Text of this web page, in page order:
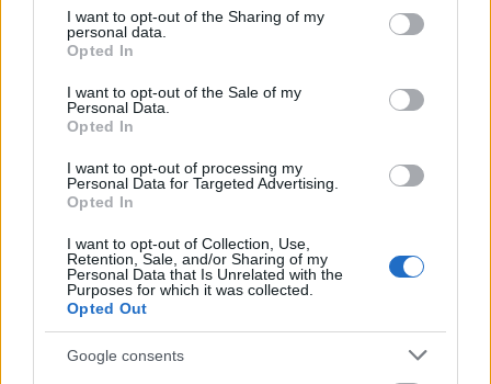
not limited to your visit or usage behaviour. You may click to
grant or deny consent to Google and its third-party tags to
use your data for below specified purposes in below Google
consent section.
I want to opt-out of the Sharing of my
personal data.
Opted In
I want to opt-out of the Sale of my
Personal Data.
Opted In
I want to opt-out of processing my
Personal Data for Targeted Advertising.
Opted In
I want to opt-out of Collection, Use,
Retention, Sale, and/or Sharing of my
Personal Data that Is Unrelated with the
Purposes for which it was collected.
Opted Out
Google consents
kilométer lehet ismerős a 2011-es évből.
Arra törekszünk, hogy mindenre figyeljünk
hivatalos teszt előtt csak most tudjuk
rögzíteni a kanyarokat, tempókat, ami
mindennek a kulcsa. Kanyargós, hosszú
murvás szakaszok követik egymást, napi
forróságban igazi kihívás teljesíteni, de
mindent megteszünk a sikeres szereplés
érdekében. Nagyon jól érezzük magunkat
itt, a környezet gyönyörű, a csapat kiváló
munkát végez, várjuk a szurkolókat is“ –